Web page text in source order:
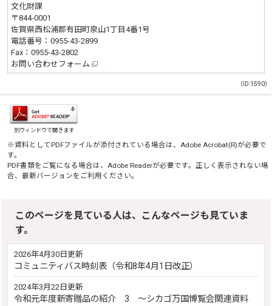
文化財課
〒844-0001
佐賀県西松浦郡有田町泉山1丁目4番1号
電話番号：0955-43-2899
Fax：0955-43-2802
お問い合わせフォーム
（ID:1590）
別ウィンドウで開きます
※資料としてPDFファイルが添付されている場合は、Adobe Acrobat(R)が必要で
す。
PDF書類をご覧になる場合は、Adobe Readerが必要です。正しく表示されない場
合、最新バージョンをご利用ください。
このページを見ている人は、こんなページも見ていま
す。
2026年4月30日更新
コミュニティバス時刻表（令和8年4月1日改正）
2024年3月22日更新
令和元年度新寄贈品の紹介 3 ～シカゴ万国博覧会関連資料